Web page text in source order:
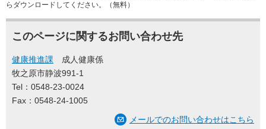
らダウンロードしてください。（無料）
このページに関するお問い合わせ先
健康推進課
成人健康係
牧之原市静波991-1
Tel：0548-23-0024
Fax：0548-24-1005
メールでのお問い合わせはこちら